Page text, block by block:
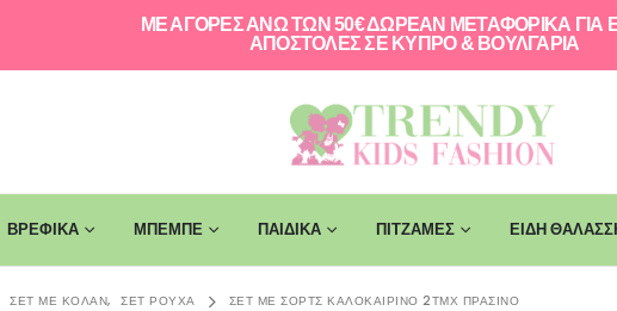
ΜΕ ΑΓΟΡΕΣ ΑΝΩ ΤΩΝ 50€ ΔΩΡΕΑΝ ΜΕΤΑΦΟΡΙΚΑ ΓΙΑ
ΑΠΟΣΤΟΛΕΣ ΣΕ ΚΥΠΡΟ & ΒΟΥΛΓΑΡΙΑ
ΒΡΕΦΙΚΑ ΜΠΕΜΠΕ ΠΑΙΔΙΚΑ ΠΙΤΖΑΜΕΣ ΕΙΔΗ
ΣΕΤ ΜΕ ΚΟΛΆΝ, ΣΕΤ ΡΟΎΧΑ ΣΕΤ ΜΕ ΣΟΡΤΣ ΚΑΛΟΚΑΙΡΙΝΌ 2ΤΜΧ ΠΡΆΣΙΝΟ